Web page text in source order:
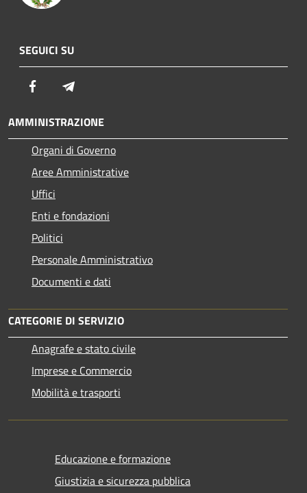
SEGUICI SU
Facebook
AMMINISTRAZIONE
Organi di Governo
Aree Amministrative
Uffici
Enti e fondazioni
Politici
Personale Amministrativo
Documenti e dati
CATEGORIE DI SERVIZIO
Anagrafe e stato civile
Imprese e Commercio
Mobilità e trasporti
Educazione e formazione
Giustizia e sicurezza pubblica